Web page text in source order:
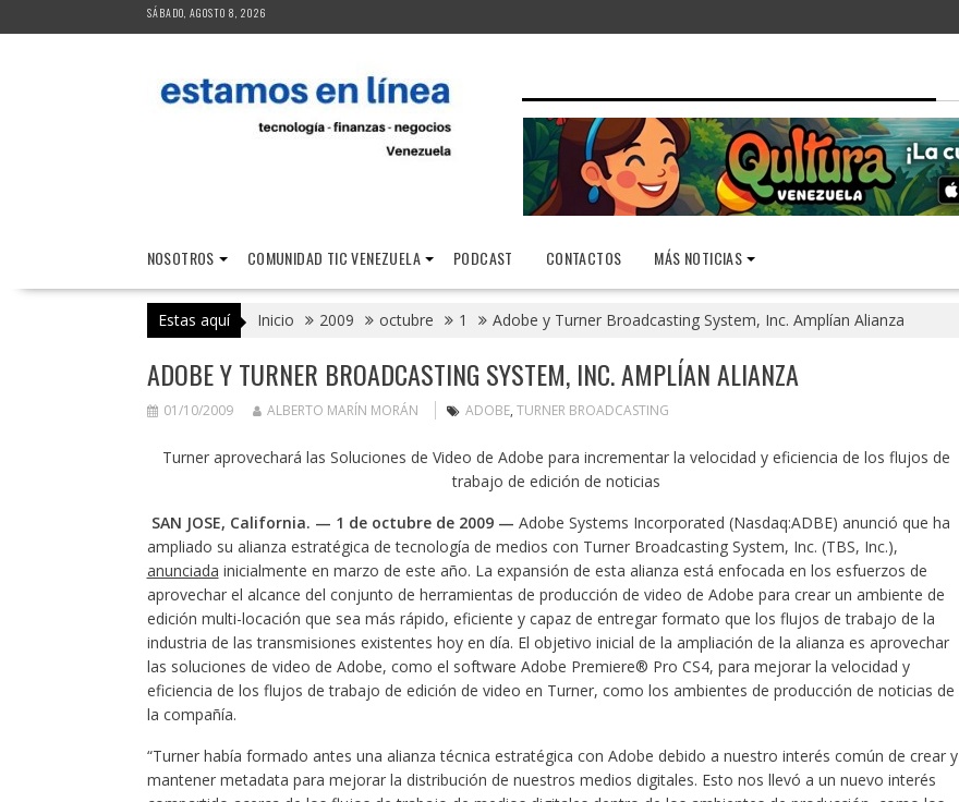
al
SÁBADO, AGOSTO 8, 2026
NOSOTROS COMUNIDAD TIC VENEZUELA PODCAST CONTACTOS MÁS NOTICIAS
Estas aquí Inicio 2009 octubre 1 Adobe y Turner Broadcasting System, Inc. Amplían Alianza
ADOBE Y TURNER BROADCASTING SYSTEM, INC. AMPLÍAN ALIANZA
01/10/2009 ALBERTO MARÍN MORÁN ADOBE, TURNER BROADCASTING
Turner aprovechará las Soluciones de Video de Adobe para incrementar la velocidad y eficiencia de los flujos de
trabajo de edición de noticias
SAN JOSE, California. — 1 de octubre de 2009 — Adobe Systems Incorporated (Nasdaq:ADBE) anunció que ha
ampliado su alianza estratégica de tecnología de medios con Turner Broadcasting System, Inc. (TBS, Inc.),
anunciada inicialmente en marzo de este año. La expansión de esta alianza está enfocada en los esfuerzos de
aprovechar el alcance del conjunto de herramientas de producción de video de Adobe para crear un ambiente de
edición multi-locación que sea más rápido, eficiente y capaz de entregar formato que los flujos de trabajo de la
industria de las transmisiones existentes hoy en día. El objetivo inicial de la ampliación de la alianza es aprovechar
las soluciones de video de Adobe, como el software Adobe Premiere® Pro CS4, para mejorar la velocidad y
eficiencia de los flujos de trabajo de edición de video en Turner, como los ambientes de producción de noticias de
la compañía.
“Turner había formado antes una alianza técnica estratégica con Adobe debido a nuestro interés común de crear y
mantener metadata para mejorar la distribución de nuestros medios digitales. Esto nos llevó a un nuevo interés